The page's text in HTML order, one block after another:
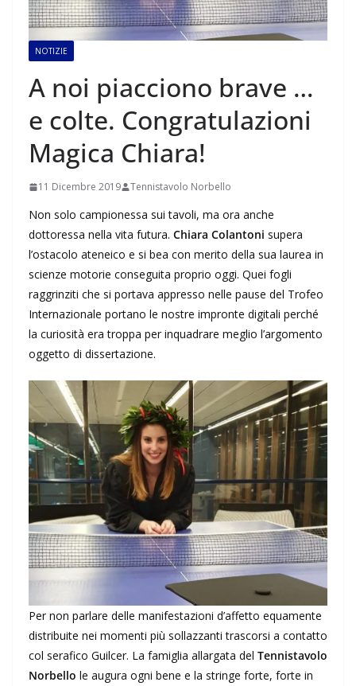
NOTIZIE
A noi piacciono brave …
e colte. Congratulazioni
Magica Chiara!
11 Dicembre 2019 Tennistavolo Norbello
Non solo campionessa sui tavoli, ma ora anche
dottoressa nella vita futura. Chiara Colantoni supera
l’ostacolo ateneico e si bea con merito della sua laurea in
scienze motorie conseguita proprio oggi. Quei fogli
raggrinziti che si portava appresso nelle pause del Trofeo
Internazionale portano le nostre impronte digitali perché
la curiosità era troppa per inquadrare meglio l’argomento
oggetto di dissertazione.
Per non parlare delle manifestazioni d’affetto equamente
distribuite nei momenti più sollazzanti trascorsi a contatto
col serafico Guilcer. La famiglia allargata del Tennistavolo
Norbello le augura ogni bene e la stringe forte, forte in